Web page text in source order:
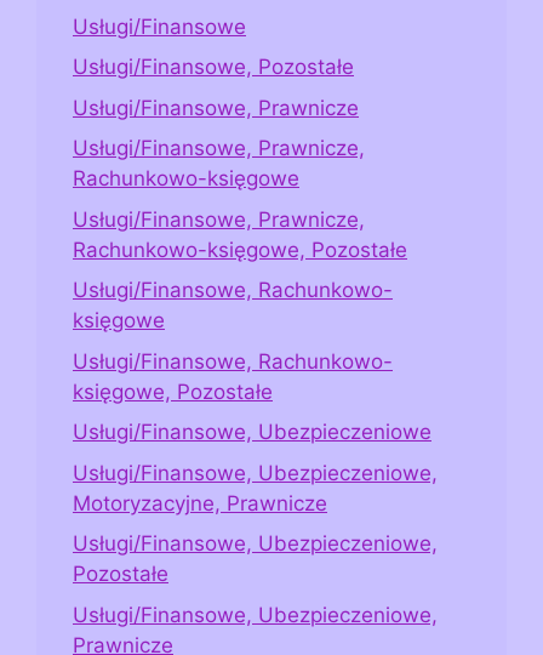
Usługi/Finansowe
Usługi/Finansowe, Pozostałe
Usługi/Finansowe, Prawnicze
Usługi/Finansowe, Prawnicze,
Rachunkowo-księgowe
Usługi/Finansowe, Prawnicze,
Rachunkowo-księgowe, Pozostałe
Usługi/Finansowe, Rachunkowo-
księgowe
Usługi/Finansowe, Rachunkowo-
księgowe, Pozostałe
Usługi/Finansowe, Ubezpieczeniowe
Usługi/Finansowe, Ubezpieczeniowe,
Motoryzacyjne, Prawnicze
Usługi/Finansowe, Ubezpieczeniowe,
Pozostałe
Usługi/Finansowe, Ubezpieczeniowe,
Prawnicze